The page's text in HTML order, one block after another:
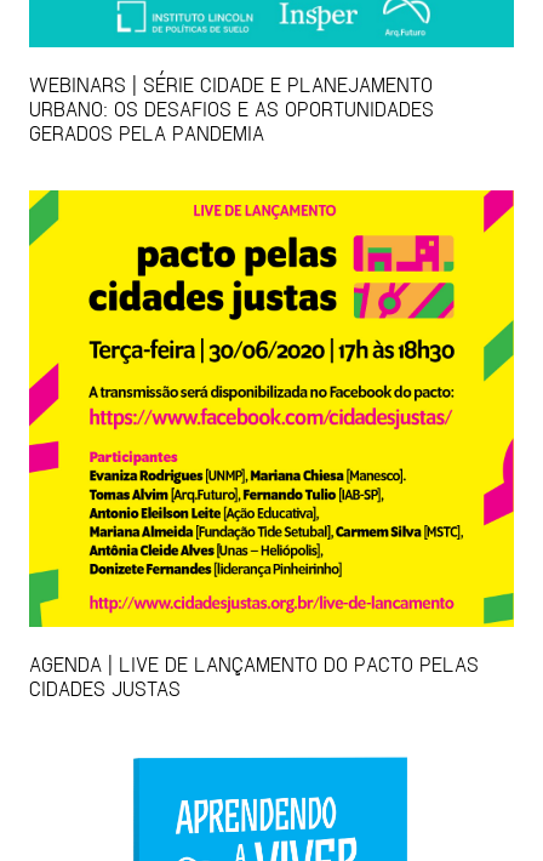
WEBINARS | SÉRIE CIDADE E PLANEJAMENTO
URBANO: OS DESAFIOS E AS OPORTUNIDADES
GERADOS PELA PANDEMIA
AGENDA | LIVE DE LANÇAMENTO DO PACTO PELAS
CIDADES JUSTAS